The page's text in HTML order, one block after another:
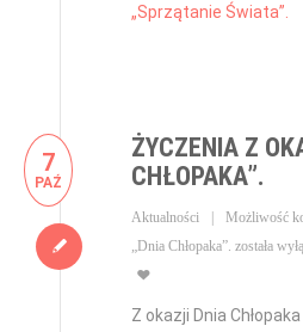
„Sprzątanie Świata”.
7
PAŹ
ŻYCZENIA Z
CHŁOPAKA”.
Aktualności Możliwość
„Dnia Chłopaka”. została
Z okazji Dnia